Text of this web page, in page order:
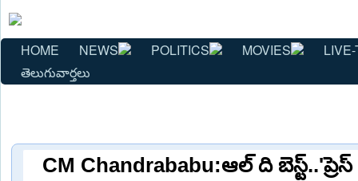
HOME NEWS POLITICS MOVIES
తెలుగువార్తలు
CM Chandrababu:ఆల్ ది